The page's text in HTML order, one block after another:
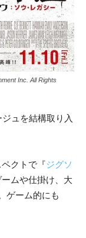
Inc. All Rights
ュを結構取り入
クトで『ジグソ
ムや仕掛け、大
ゲーム的にも